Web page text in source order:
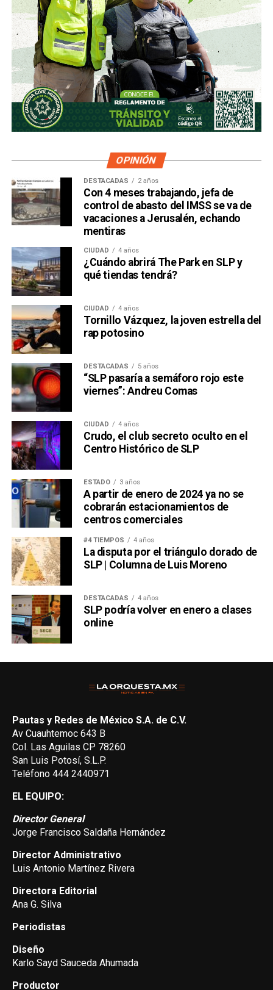
OPINIÓN
DESTACADAS 2 años
Con 4 meses trabajando, jefa de
control de abasto del IMSS se va de
vacaciones a Jerusalén, echando
mentiras
CIUDAD 4 años
¿Cuándo abrirá The Park en SLP y
qué tiendas tendrá?
CIUDAD 4 años
Tornillo Vázquez, la joven estrella del
rap potosino
DESTACADAS 5 años
“SLP pasaría a semáforo rojo este
viernes”: Andreu Comas
CIUDAD 4 años
Crudo, el club secreto oculto en el
Centro Histórico de SLP
ESTADO 3 años
A partir de enero de 2024 ya no se
cobrarán estacionamientos de
centros comerciales
#4 TIEMPOS 4 años
La disputa por el triángulo dorado de
SLP | Columna de Luis Moreno
DESTACADAS 4 años
SLP podría volver en enero a clases
online
Pautas y Redes de México S.A. de C.V.
Av Cuauhtemoc 643 B
Col. Las Aguilas CP 78260
San Luis Potosí, S.L.P.
Teléfono 444 2440971
EL EQUIPO:
Director General
Jorge Francisco Saldaña Hernández
Director Administrativo
Luis Antonio Martínez Rivera
Directora Editorial
Ana G. Silva
Periodistas
Diseño
Karlo Sayd Sauceda Ahumada
Productor